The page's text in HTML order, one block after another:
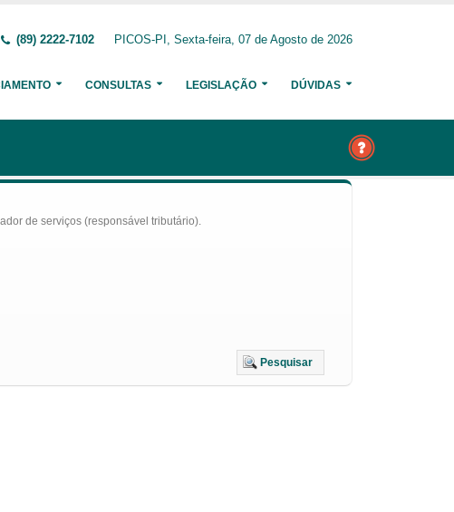
(89) 2222-7102 PICOS-PI, Sexta-feira, 07 de Agosto de 2026
CONSULTAS LEGISLAÇÃO DÚVIDAS
de serviços (responsável tributário).
Pesquisar